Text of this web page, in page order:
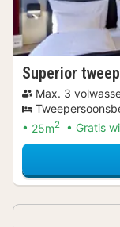
Superior
Max. 3
25m2 Gratis